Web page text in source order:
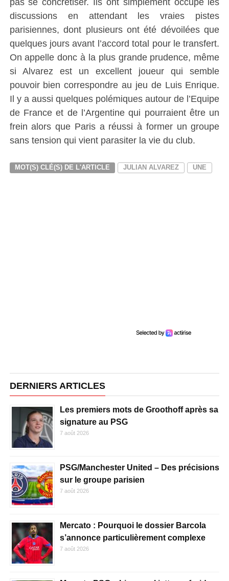
discussions en attendant les vraies pistes
parisiennes, dont plusieurs ont été dévoilées que
quelques jours avant l’accord total pour le transfert.
On appelle donc à la plus grande prudence, même
si Alvarez est un excellent joueur qui semble
pouvoir bien correspondre au jeu de Luis Enrique.
Il y a aussi quelques polémiques autour de l’Equipe
de France et de l’Argentine qui pourraient être un
frein alors que Paris a réussi à former un groupe
sans tension qui vient parasiter la vie du club.
MOT(S) CLÉ(S) DE L'ARTICLE JULIAN ALVAREZ UNE
DERNIERS ARTICLES
Les premiers mots de Groothoff après sa
signature au PSG
7 août 2026
PSG/Manchester United – Des précisions
sur le groupe parisien
7 août 2026
Mercato : Pourquoi le dossier Barcola
s’annonce particulièrement complexe
7 août 2026